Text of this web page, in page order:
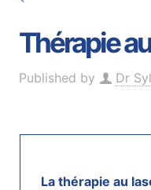
Thérapie
Published by Dr
La thérapie au